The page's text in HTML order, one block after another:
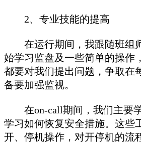
2、专业技能的提高
在运行期间，我跟随班组师
始学习监盘及一些简单的操作
都要对我们提出问题，争取在
备要加强监视。
在on-call期间，我们主要学
学习如何恢复安全措施。这些
开、停机操作，对开停机的流